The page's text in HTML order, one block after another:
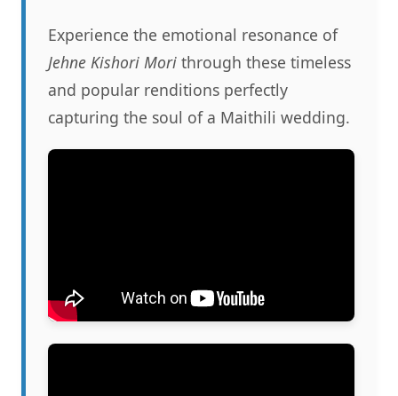
Experience the emotional resonance of
Jehne Kishori Mori through these timeless
and popular renditions perfectly
capturing the soul of a Maithili wedding.